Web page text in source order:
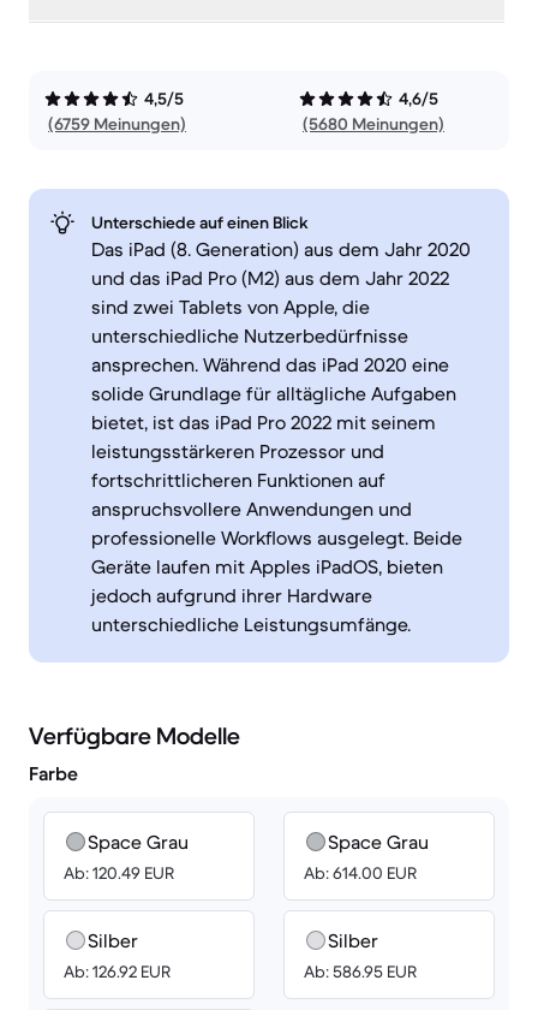
4,5/5
(6759 Meinungen)
4,6/5
(5680 Meinungen)
Unterschiede auf einen Blick
Das iPad (8. Generation) aus dem Jahr 2020
und das iPad Pro (M2) aus dem Jahr 2022
sind zwei Tablets von Apple, die
unterschiedliche Nutzerbedürfnisse
ansprechen. Während das iPad 2020 eine
solide Grundlage für alltägliche Aufgaben
bietet, ist das iPad Pro 2022 mit seinem
leistungsstärkeren Prozessor und
fortschrittlicheren Funktionen auf
anspruchsvollere Anwendungen und
professionelle Workflows ausgelegt. Beide
Geräte laufen mit Apples iPadOS, bieten
jedoch aufgrund ihrer Hardware
unterschiedliche Leistungsumfänge.
Verfügbare Modelle
Farbe
Space Grau
Ab: 120.49 EUR
Silber
Ab: 126.92 EUR
Space Grau
Ab: 614.00 EUR
Silber
Ab: 586.95 EUR